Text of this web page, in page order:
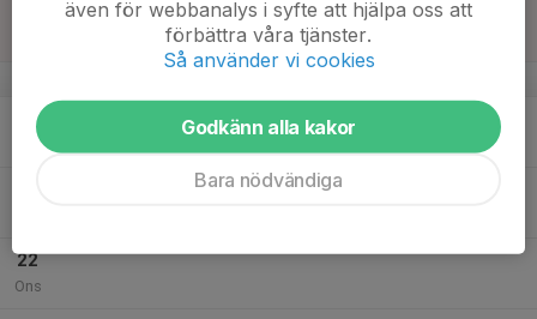
20
Mån
22
Ons
även för webbanalys i syfte att hjälpa oss att
förbättra våra tjänster.
Så använder vi cookies
Godkänn alla kakor
Bara nödvändiga